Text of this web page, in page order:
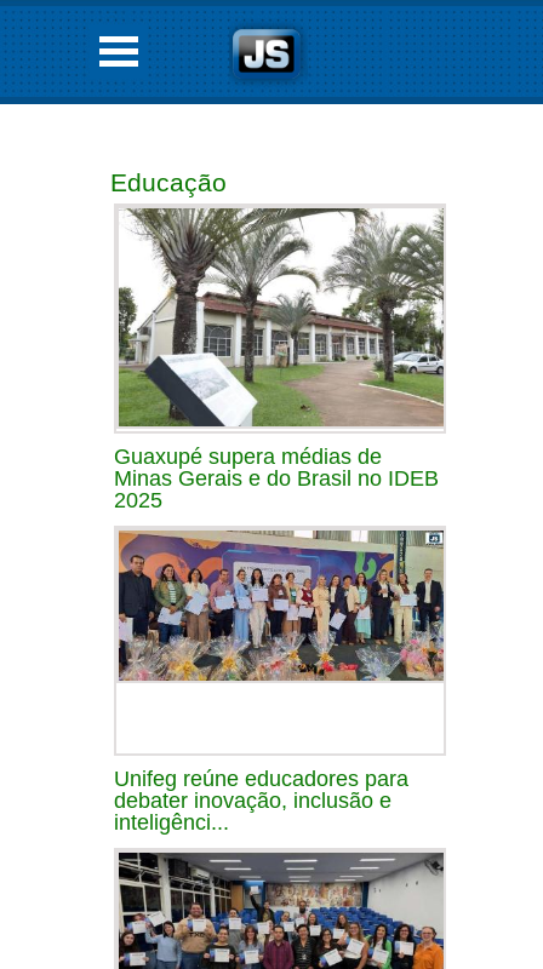
Educação
Guaxupé supera médias de
Minas Gerais e do Brasil no IDEB
2025
Unifeg reúne educadores para
debater inovação, inclusão e
inteligênci...